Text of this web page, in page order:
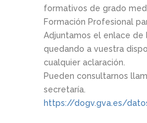
formativos de grado
Formación Profesional
Adjuntamos el enlace de
quedando a vuestra
cualquier aclaración.
Pueden consultarnos
secretaría.
https://dogv.gva.es/